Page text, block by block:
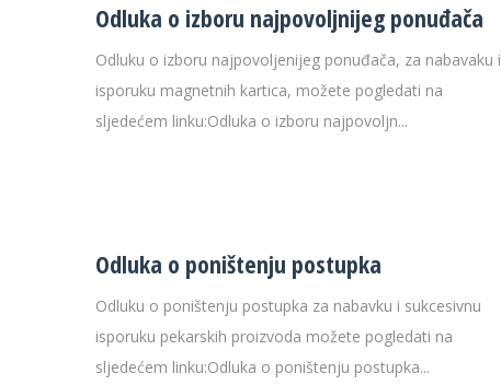
Odluka o izboru najpovoljnijeg ponuđača
Odluku o izboru najpovoljenijeg ponuđača, za nabavaku i
isporuku magnetnih kartica, možete pogledati na
sljedećem linku:Odluka o izboru najpovoljn...
Odluka o poništenju postupka
Odluku o poništenju postupka za nabavku i sukcesivnu
isporuku pekarskih proizvoda možete pogledati na
sljedećem linku:Odluka o poništenju postupka...